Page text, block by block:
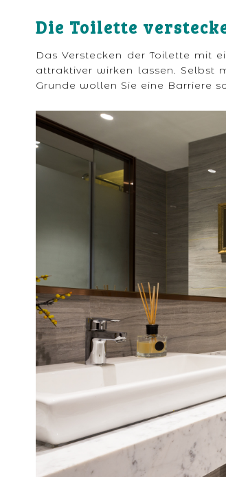
Die Toilette
Das Verstecken der Toilette mit
attraktiver wirken lassen. Selbst
Grunde wollen Sie eine Barriere